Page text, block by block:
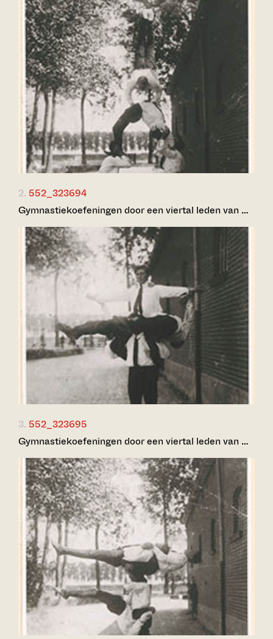
2. 552_323694
Gymnastiekoefeningen door een viertal leden van …
3. 552_323695
Gymnastiekoefeningen door een viertal leden van …